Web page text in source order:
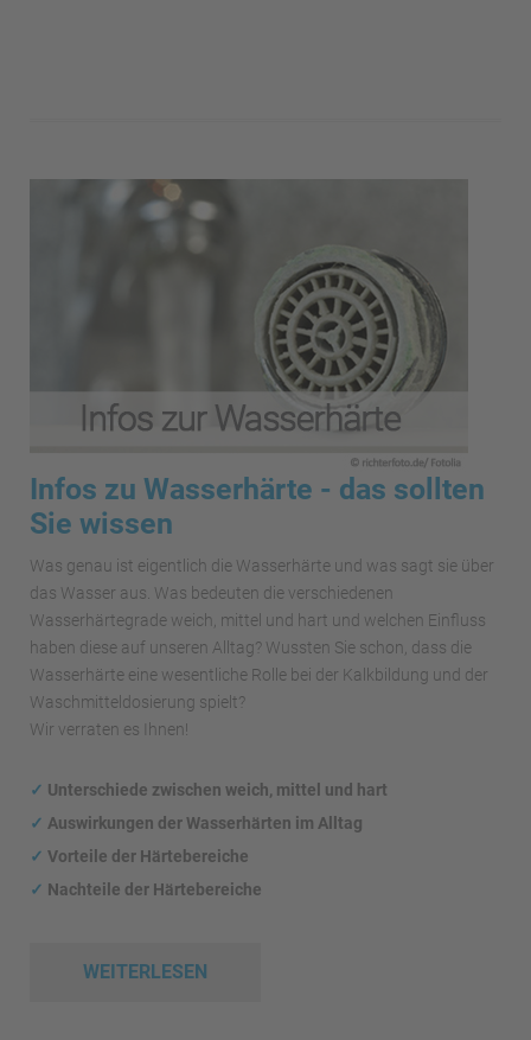
Infos zu Wasserhärte - das sollten
Sie wissen
Was genau ist eigentlich die Wasserhärte und was sagt sie über
das Wasser aus. Was bedeuten die verschiedenen
Wasserhärtegrade weich, mittel und hart und welchen Einfluss
haben diese auf unseren Alltag? Wussten Sie schon, dass die
Wasserhärte eine wesentliche Rolle bei der Kalkbildung und der
Waschmitteldosierung spielt?
Wir verraten es Ihnen!
✓ Unterschiede zwischen weich, mittel und hart
✓ Auswirkungen der Wasserhärten im Alltag
✓ Vorteile der Härtebereiche
✓ Nachteile der Härtebereiche
WEITERLESEN